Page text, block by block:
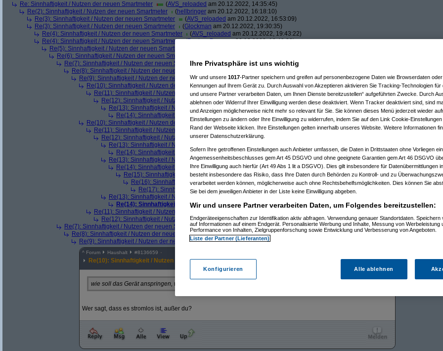
Re: Sinnhaftigkeit / Nutzen der neuen Smartmeter (AVS_reloaded am 20.12.2022, 14:35:45)
Re(2): Sinnhaftigkeit / Nutzen der neuen Smartmeter
(hellbringer am 20.12.2022, 16:18:10)
Re(3): Sinnhaftigkeit / Nutzen der neuen Smartmeter
(AVS_reloaded am 20.12.2022, 16:53:09)
Re(3): Sinnhaftigkeit / Nutzen der neuen Smartmeter
(Glockman am 20.12.2022, 19:30:35)
Re(4): Sinnhaftigkeit / Nutzen der neuen Smartmeter
(AVS_reloaded am 20.12.2022, 19:43:22)
Re(4): Sinnhaftigkeit / Nutzen der neuen Smartmeter(Paulas_Papaam 20.12.2022, 19:49:30)
Re(5): Sinnhaftigkeit / Nutzen der neuen Smartmeter
Re(6): Sinnhaftigkeit / Nutzen der neuen Smartmeter
Re(7): Sinnhaftigkeit / Nutzen der neuen Smartmeter
(Desolationrobam 20.12.2022, 20:45:41)
Re(8): Sinnhaftigkeit / Nutzen der neuen Smartmeter
Re(9): Sinnhaftigkeit / Nutzen der neuen Smartmeter
(AVS_reloadedam 20.12.2022, 21:19:58)
Re(10): Sinnhaftigkeit / Nutzen der neuen Smartmeter(hellbringeram 20.12.2022, 21:27:56)
Re(11): Sinnhaftigkeit / Nutzen der neuen Smartmeter
(AVS_reloadedam 20.12.2022, 21:37:23)
Re(12): Sinnhaftigkeit / Nutzen der neuen Smartmeter(hellbringeram 20.12.2022, 21:45:41)
Re(13): Sinnhaftigkeit / Nutzen der neuen Smartmeter
( AVS_reloaded
am 20.12.2022, 21:56:07)
Re(14): Sinnhaftigkeit / Nutzen der neuen Smartmeter
Re(10): Sinnhaftigkeit / Nutzen der neuen Smartmeter (Superfloam 23.12.2022, 12:22:08)
Re(11): Sinnhaftigkeit / Nutzen der neuen Smartmeter (AVS_reloadedam 23.12.2022, 13:14:58)
Re(12): Sinnhaftigkeit / Nutzen der neuen Smartmeter(hellbringer
Re(13): Sinnhaftigkeit / Nutzen der neuen Smartmeter
Re(14): Sinnhaftigkeit / Nutzen der neuen Smartmeter(AVS_reloadedam 24.12.2022, 09:38:11)
Re(13): Sinnhaftigkeit / Nutzen der neuen Smartmeter(-Transformer2K-am 23.12.2022, 15:24:25)
Re(14): Sinnhaftigkeit / Nutzen der neuen Smartmeter(hellbringeram 23.12.2022, 15:34:47)
Re(15): Sinnhaftigkeit / Nutzen der neuen Smartmeter(-Transformer2K-am 23.12.2022, 15:42:13)
Re(16): Sinnhaftigkeit / Nutzen der neuen Smartmeter
(hellbringeram 23.12.2022, 16:21:09)
Re(17): Sinnhaftigkeit / Nutzen der neuen Smartmeter(-Transformer2K-am 23.12.2022, 16:42:05)
Re(13): Sinnhaftigkeit / Nutzen der neuen Smartmeter
Re(14): Sinnhaftigkeit / Nutzen der neuen Smartmeter(hellbringeram 27.12.2022, 11:09:00)
Re(11): Sinnhaftigkeit / Nutzen der neuen Smartmeter
Re(12): Sinnhaftigkeit / Nutzen der neuen Smartmeter(AVS_reloaded am 24.12.2022, 09:38:33)
Re(7): Sinnhaftigkeit / Nutzen der neuen Smartmeter(AVS_reloadedam 20.12.2022, 21:17:49)
Re(8): Sinnhaftigkeit / Nutzen der neuen Smartmeter(hellbringeram 20.12.2022, 21:24:09)
Re(9): Sinnhaftigkeit / Nutzen der neuen Smartmeter(AVS_reloadedam 20.12.2022, 21:27:26)
^ Forum Haushalt #8136659
Re(10): Sinnhaftigkeit / Nutzen der neuen Smartmeter
wie soll das Gerät anspringen, wenns stromlos ist????????? Du redest Müll!
Wer sagt, dass es stromlos ist, außer du?
Ihre Privatsphäre ist uns wichtig
Wir und unsere 1017-Partner speichern und greifen auf personenbezogene Daten wie Browserdaten
Kennungen auf Ihrem Gerät zu. Durch Auswahl von Akzeptieren aktivieren Sie Tracking-Technologien für
und unsere Partner verarbeiten Daten, um Ihnen Dienste bereitzustellen“ aufgeführten Zwecke. Durch
ablehnen oder Widerruf Ihrer Einwilligung werden diese deaktiviert. Wenn Tracker deaktiviert sind, sind
und Anzeigen möglicherweise nicht mehr so relevant für Sie. Sie können dieses Menü jederzeit wieder
Einstellungen zu ändern oder Ihre Einwilligung zu widerrufen, indem Sie auf den Link Cookie-
Rand der Webseite klicken. Ihre Einstellungen gelten innerhalb unseres Website. Weitere Informationen
unserer Datenschutzerklärung.
Sofern Ihre getroffenen Einstellungen auch Anbieter umfassen, die Daten in Drittstaaten ohne Vorliegen
Angemessenheitsbeschlusses gem Art 45 DSGVO und ohne geeignete Garantien gem Art 46 DSGVO
Ihre Einwilligung auch hierfür (Art 49 Abs 1 lit a DSGVO). Dies gilt insbesondere für Datenübermittlungen
besteht insbesondere das Risiko, dass Ihre Daten durch Behörden zu Kontroll- und zu
verarbeitet werden können, möglicherweise auch ohne Rechtsbehelfsmöglichkeiten. Dies können Sie
Sie bei dem jeweiligen Anbieter in der Liste keine Einwilligung abgeben.
Wir und unsere Partner verarbeiten Daten, um Folgendes bereitzustellen:
Endgeräteeigenschaften zur Identifikation aktiv abfragen. Verwendung genauer Standortdaten. Speichern
auf Informationen auf einem Endgerät. Personalisierte Werbung und Inhalte, Messung von Werbeleistung
Performance von Inhalten, Zielgruppenforschung sowie Entwicklung und Verbesserung von Angeboten.
Liste der Partner (Lieferanten)
Konfigurieren Alle ablehnen